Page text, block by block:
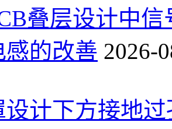
叠层设计中
感的改善 2026-
设计下方接地